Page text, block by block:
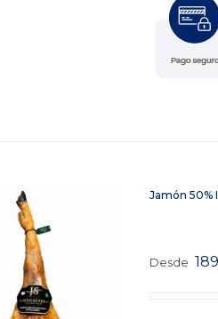
Jamón 50%
Desde